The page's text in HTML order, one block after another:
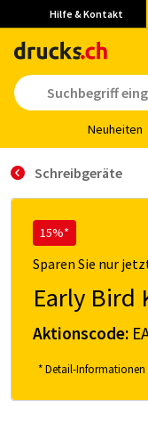
Hilfe & Kontakt
Neu­hei­ten
Schreibgeräte
15%*
Sparen Sie nur
Early Bird
Aktionscode:
* Detail-Informationen